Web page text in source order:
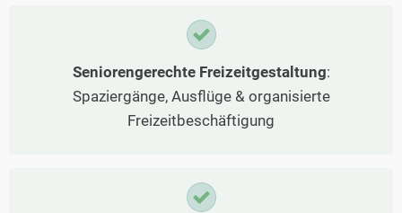
Seniorengerechte Freizeitgestaltung:
Spaziergänge, Ausflüge & organisierte
Freizeitbeschäftigung